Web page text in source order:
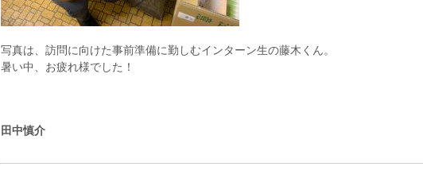
写真は、訪問に向けた事前準備に勤しむインターン生の藤木くん。
暑い中、お疲れ様でした！
田中慎介